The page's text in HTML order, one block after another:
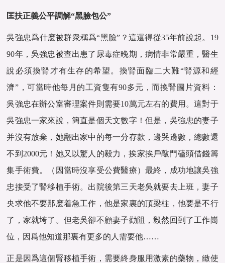
匡扶正義公平調解“黑臉包公”
吳強忠爲什麽被群衆稱爲“黑臉”？這還得從35年前說起。19
90年，吳強忠被查出患了尿毒症晚期，病情非常嚴重，醫生
說必須換腎才有生存的希望。換腎面臨二大難“腎源和經
濟”，可當時他每月的工資隻有90多元，而換腎‌圖片資料：
吳強忠在辦公室審理案件則需要10萬元左右的費用。這對于
吳強忠一家來說，簡直是個天文數字！但是，吳強忠的妻子
并沒有放棄，她翻出家中的每一分存款，邊哭邊數，總數還
不到2000元！她又以驚人的毅力，挨家挨戶敲門磕頭借錢籌
集手術費。（因當時沒享受公費醫療）最終，成功地讓吳強
忠接受了腎移植手術。出院後第三天老吳就要去上班，妻子
央求他不要那麽着急工作，他是家裏的頂梁柱，他要是不行
了，家就垮了。但老吳卻不顧妻子勸阻，毅然回到了工作崗
位，因爲他知道那裏有更多的人需要他……
正是因爲這個腎移植手術，需要終身服用激素的藥物，緻使